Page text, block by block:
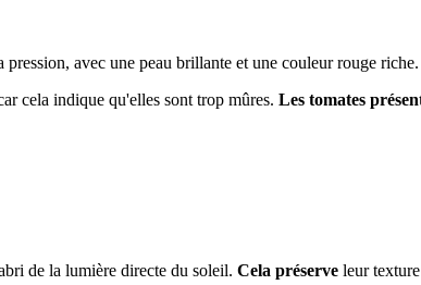
avec une peau brillante et une couleur rouge riche.
cela indique qu'elles sont trop mûres. Les tomates
de la lumière directe du soleil. Cela préserve leur